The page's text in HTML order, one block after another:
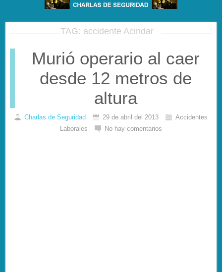
TAG: accidente Acindar
Murió operario al caer
desde 12 metros de
altura
Charlas de Seguridad 29 de abril del 2013
Accidentes
Laborales
No hay comentarios